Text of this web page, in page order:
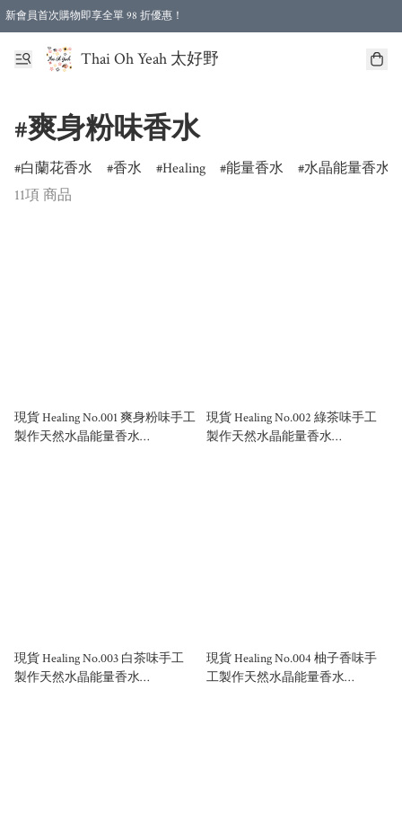
新會員首次購物即享全單 98 折優惠！
特選會員可享全單低至 96 折優惠！
Thai Oh Yeah 太好野
#爽身粉味香水
白蘭花香水 香水 Healing 能量香水
水晶能量香水
11項 商品
現貨 Healing No.001 爽身粉味手工
製作天然水晶能量香水
現貨 Healing No.002 綠茶味手工
製作天然水晶能量香水
現貨 Healing No.003 白茶味手工
製作天然水晶能量香水
現貨 Healing No.004 柚子香味手
工製作天然水晶能量香水